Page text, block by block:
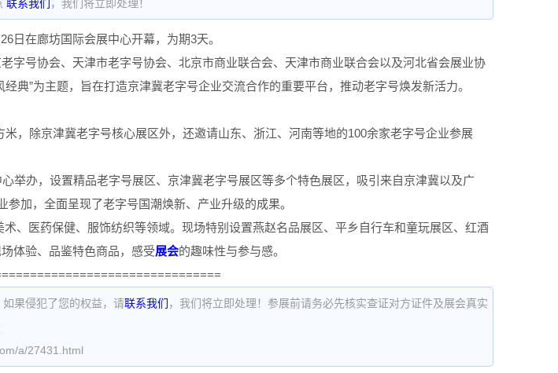
联系我们 ，我们将立即处理！
日在廊坊国际会展中心开幕，为期3天。
字号协会、天津市老字号协会、北京市商业联合会、天津市商业联合会以及河北省会展业协
典”为主题，旨在打造京津冀老字号企业交流合作的重要平台，推动老字号焕发新活力。
，除京津冀老字号核心展区外，还邀请山东、浙江、河南等地的100余家老字号企业参展
举办，设置精品老字号展区、京津冀老字号展区等多个特色展区，吸引来自京津冀以及广
加，全面呈现了老字号国潮焕新、产业升级的成果。
、医药保健、服饰纺织等领域。现场特别设置燕赵名品展区、平乡自行车和童玩展区、红酒
体验、品鉴特色商品，感受展会的趣味性与参与感。
果侵犯了您的权益，请联系我们 ，我们将立即处理！参展前请务必先核实查证对方证件及展会真实
a/27431.html